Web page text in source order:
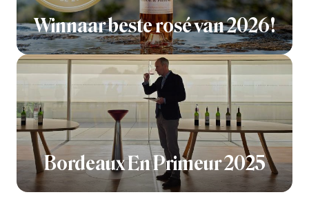
Winnaar beste rosé van 2026!
Bordeaux En Primeur 2025